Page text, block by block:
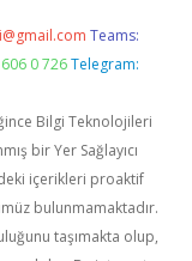
Teams:
0 726 Telegram:
Bilgi Teknolojileri
bir Yer Sağlayıcı
içerikleri proaktif
bulunmamaktadır.
taşımakta olup,